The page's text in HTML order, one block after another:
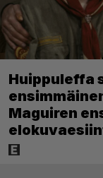
Huippuleffa
Maguiren